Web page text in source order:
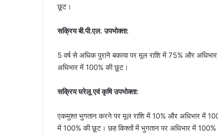
छूट।
सक्रिय बी.पी.एल. उपभोक्ता:
5 वर्ष से अधिक पुराने बकाया पर मूल राशि में 75% और
अधिभार में 100% की छूट।
सक्रिय घरेलू एवं कृषि उपभोक्ता:
एकमुश्त भुगतान करने पर मूल राशि में 10% और अधिभार में
में 100% की छूट। छह किश्तों में भुगतान पर अधिभार में 100%